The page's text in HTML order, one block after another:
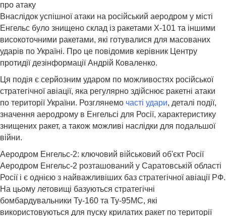
про атаку
Внаслідок успішної атаки на російський аеродром у місті
Енгельс було знищено склад із ракетами Х-101 та іншими
високоточними ракетами, які готувалися для масованих
ударів по Україні. Про це повідомив керівник Центру
протидії дезінформації Андрій Коваленко.
Ця подія є серйозним ударом по можливостях російської
стратегічної авіації, яка регулярно здійснює ракетні атаки
по території України. Розглянемо часті удари, деталі події,
значення аеродрому в Енгельсі для Росії, характеристику
знищених ракет, а також можливі наслідки для подальшої
війни.
Аеродром Енгельс-2: ключовий військовий об'єкт Росії
Аеродром Енгельс-2 розташований у Саратовській області
Росії і є однією з найважливіших баз стратегічної авіації РФ.
На цьому летовищі базуються стратегічні
бомбардувальники Ту-160 та Ту-95МС, які
використовуються для пуску крилатих ракет по території